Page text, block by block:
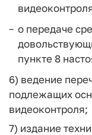
о передаче
пункте 8
6) ведение
подлежащих
видеоконтроля;
7) издание